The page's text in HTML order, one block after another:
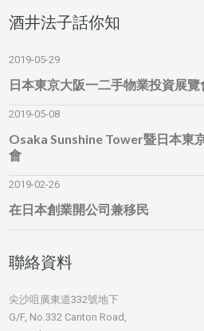
酒井法子話你知
2019-05-29
日本東京大阪一二手物業投資展覽
2019-05-08
Osaka Sunshine Tower暨日本東
會
2019-02-26
在日本創業開公司兼移民
聯絡資料
尖沙咀廣東道332號地下
G/F, No.332 Canton Road,